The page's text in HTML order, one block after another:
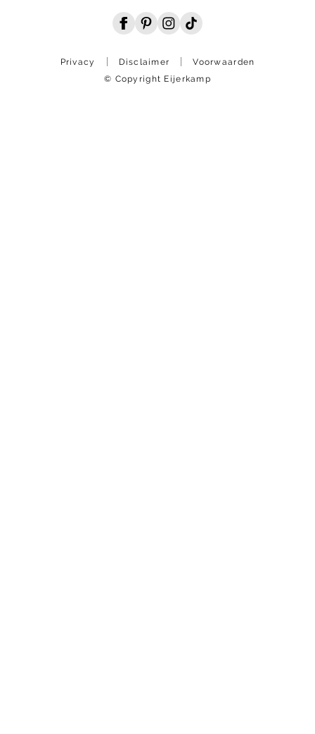
Privacy Disclaimer
Voorwaarden
© Copyright Eijerkamp